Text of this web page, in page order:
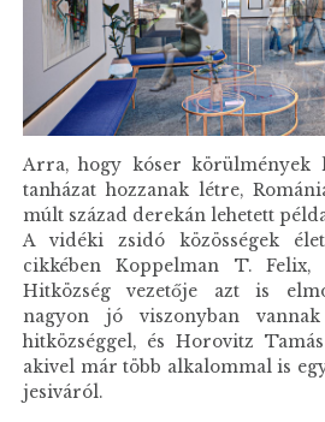
Arra, hogy kóser körülmények
tanházat hozzanak létre,
múlt század derekán lehetett
A vidéki zsidó közösségek
cikkében Koppelman T.
Hitközség vezetője azt is
nagyon jó viszonyban
hitközséggel, és Horovitz
akivel már több alkalommal is
jesiváról.